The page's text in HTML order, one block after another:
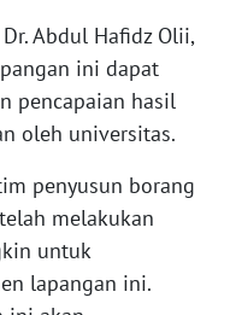
Abdul Hafidz Olii,
ini dapat
pencapaian hasil
oleh universitas.
penyusun borang
melakukan
untuk
lapangan ini.